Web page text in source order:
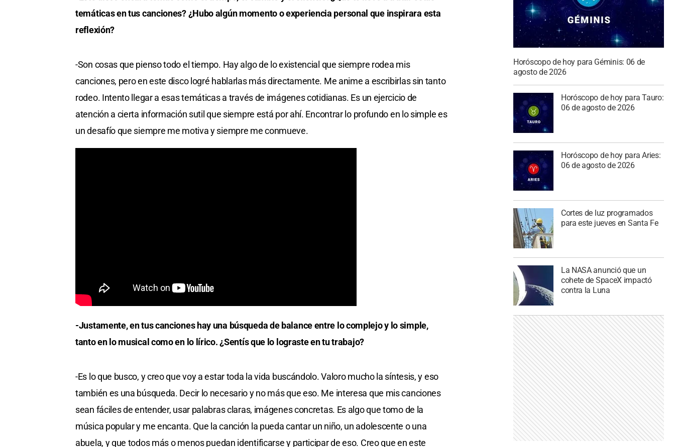
temáticas en tus canciones? ¿Hubo algún momento o experiencia personal que inspirara esta
reflexión?
-Son cosas que pienso todo el tiempo. Hay algo de lo existencial que siempre rodea mis
canciones, pero en este disco logré hablarlas más directamente. Me anime a escribirlas sin tanto
rodeo. Intento llegar a esas temáticas a través de imágenes cotidianas. Es un ejercicio de
atención a cierta información sutil que siempre está por ahí. Encontrar lo profundo en lo simple es
un desafío que siempre me motiva y siempre me conmueve.
-Justamente, en tus canciones hay una búsqueda de balance entre lo complejo y lo simple,
tanto en lo musical como en lo lírico. ¿Sentís que lo lograste en tu trabajo?
-Es lo que busco, y creo que voy a estar toda la vida buscándolo. Valoro mucho la síntesis, y eso
también es una búsqueda. Decir lo necesario y no más que eso. Me interesa que mis canciones
sean fáciles de entender, usar palabras claras, imágenes concretas. Es algo que tomo de la
música popular y me encanta. Que la canción la pueda cantar un niño, un adolescente o una
abuela, y que todos más o menos puedan identificarse y participar de eso. Creo que en este
Horóscopo de hoy para Géminis: 06 de
agosto de 2026
Horóscopo de hoy para Tauro:
06 de agosto de 2026
Horóscopo de hoy para Aries:
06 de agosto de 2026
Cortes de luz programados
para este jueves en Santa Fe
La NASA anunció que un
cohete de SpaceX impactó
contra la Luna